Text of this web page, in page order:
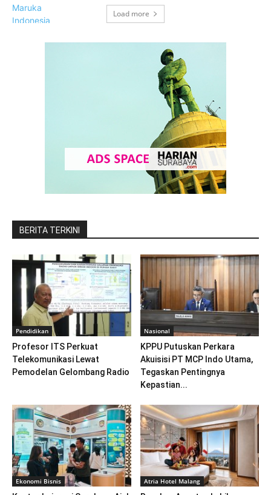
Load more
BERITA TERKINI
Pendidikan
Profesor ITS Perkuat
Telekomunikasi Lewat
Pemodelan Gelombang Radio
Nasional
KPPU Putuskan Perkara
Akuisisi PT MCP Indo Utama,
Tegaskan Pentingnya
Kepastian...
Ekonomi Bisnis Atria Hotel Malang